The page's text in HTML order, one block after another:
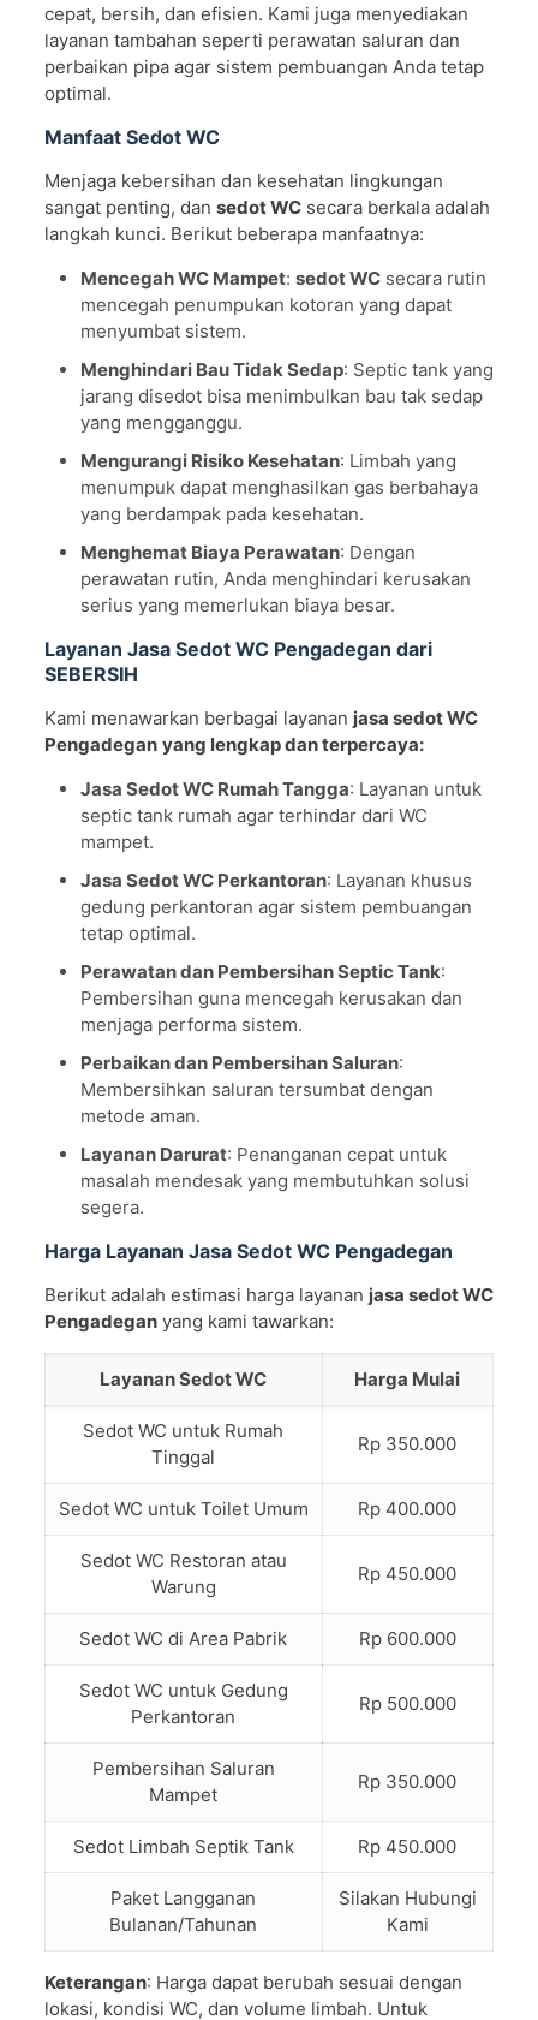
cepat, bersih, dan efisien. Kami juga menyediakan
layanan tambahan seperti perawatan saluran dan
perbaikan pipa agar sistem pembuangan Anda tetap
optimal.
Manfaat Sedot WC
Menjaga kebersihan dan kesehatan lingkungan
sangat penting, dan sedot WCsecara berkala adalah
langkah kunci. Berikut beberapa manfaatnya:
Mencegah WC Mampet: sedot WCsecara rutin
mencegah penumpukan kotoran yang dapat
menyumbat sistem.
Menghindari Bau Tidak Sedap: Septic tank yang
jarang disedot bisa menimbulkan bau tak sedap
yang mengganggu.
Mengurangi Risiko Kesehatan: Limbah yang
menumpuk dapat menghasilkan gas berbahaya
yang berdampak pada kesehatan.
Menghemat Biaya Perawatan: Dengan
perawatan rutin, Anda menghindari kerusakan
serius yang memerlukan biaya besar.
Layanan Jasa Sedot WC Pengadegan dari
SEBERSIH
Kami menawarkan berbagai layanan jasa sedot WC
Pengadegan yang lengkap dan terpercaya:
Jasa Sedot WC Rumah Tangga: Layanan untuk
septic tank rumah agar terhindar dari WC
mampet.
Jasa Sedot WC Perkantoran: Layanan khusus
gedung perkantoran agar sistem pembuangan
tetap optimal.
Perawatan dan Pembersihan Septic Tank:
Pembersihan guna mencegah kerusakan dan
menjaga performa sistem.
Perbaikan dan Pembersihan Saluran:
Membersihkan saluran tersumbat dengan
metode aman.
Layanan Darurat: Penanganan cepat untuk
masalah mendesak yang membutuhkan solusi
segera.
Harga Layanan Jasa Sedot WC Pengadegan
Berikut adalah estimasi harga layanan jasa sedot WC
Pengadeganyang kami tawarkan:
Layanan Sedot WC Harga Mulai
Sedot WC untuk Rumah
Tinggal
Rp 350.000
Sedot WC untuk Toilet Umum Rp 400.000
Sedot WC Restoran atau
Warung
Rp 450.000
Sedot WC di Area Pabrik Rp 600.000
Sedot WC untuk Gedung
Perkantoran
Rp 500.000
Pembersihan Saluran
Mampet
Rp 350.000
Sedot Limbah Septik Tank Rp 450.000
Paket Langganan
Bulanan/Tahunan
Silakan Hubungi
Kami
Keterangan: Harga dapat berubah sesuai dengan
lokasi, kondisi WC, dan volume limbah. Untuk